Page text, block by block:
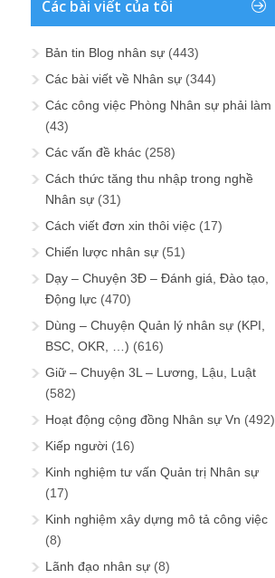
Các bài viết của tôi
Bản tin Blog nhân sự (443)
Các bài viết về Nhân sự (344)
Các công việc Phòng Nhân sự phải làm
(43)
Các vấn đề khác (258)
Cách thức tăng thu nhập trong nghề
Nhân sự (31)
Cách viết đơn xin thôi việc (17)
Chiến lược nhân sự (51)
Dạy – Chuyện 3Đ – Đánh giá, Đào tạo,
Động lực (470)
Dùng – Chuyện Quản lý nhân sự (KPI,
BSC, OKR, …) (616)
Giữ – Chuyện 3L – Lương, Lậu, Luật
(582)
Hoạt động cộng đồng Nhân sự Vn (492)
Kiếp người (16)
Kinh nghiệm tư vấn Quản trị Nhân sự
(17)
Kinh nghiệm xây dựng mô tả công việc
(8)
Lãnh đạo nhân sự (8)